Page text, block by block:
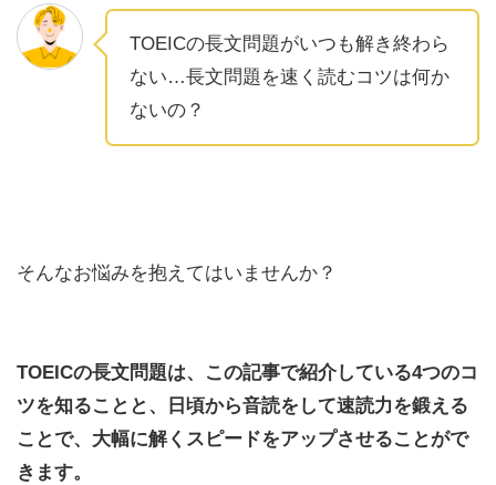
TOEICの長文問題がいつも解き終わら
ない…長文問題を速く読むコツは何か
ないの？
そんなお悩みを抱えてはいませんか？
TOEICの長文問題は、この記事で紹介している4つのコ
ツを知ることと、日頃から音読をして速読力を鍛える
ことで、大幅に解くスピードをアップさせることがで
きます。